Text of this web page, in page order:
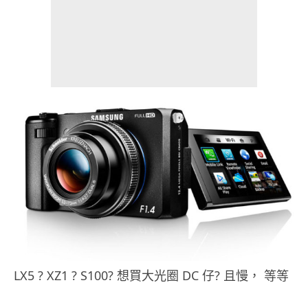
LX5 ? XZ1 ? S100? 想買大光圈 DC 仔? 且慢， 等等